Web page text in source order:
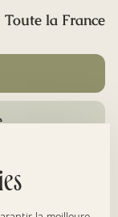
Toute la France